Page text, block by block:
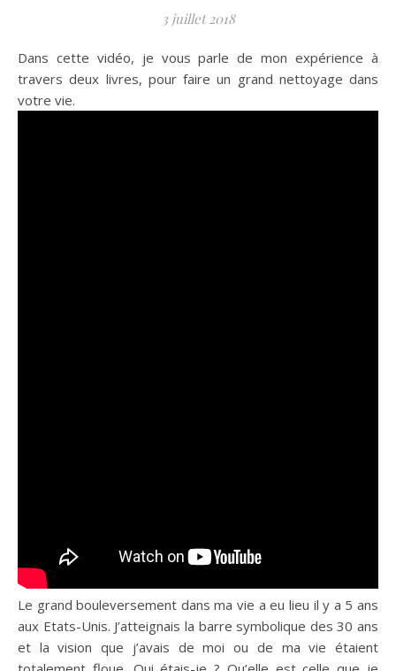
3 juillet 2018
Dans cette vidéo, je vous parle de mon expérience à
travers deux livres, pour faire un grand nettoyage dans
votre vie.
Le grand bouleversement dans ma vie a eu lieu il y a 5 ans
aux Etats-Unis. J’atteignais la barre symbolique des 30 ans
et la vision que j’avais de moi ou de ma vie étaient